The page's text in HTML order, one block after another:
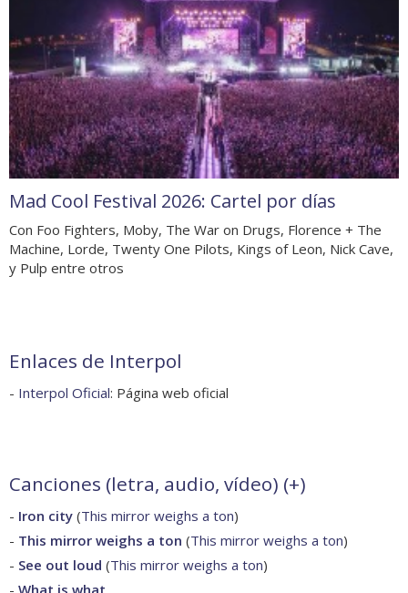
Mad Cool Festival 2026: Cartel por días
Con Foo Fighters, Moby, The War on Drugs, Florence + The
Machine, Lorde, Twenty One Pilots, Kings of Leon, Nick Cave,
y Pulp entre otros
Enlaces de Interpol
- Interpol Oficial: Página web oficial
Canciones (letra, audio, vídeo) (+)
- Iron city (This mirror weighs a ton)
- This mirror weighs a ton (This mirror weighs a ton)
- See out loud (This mirror weighs a ton)
- What is what